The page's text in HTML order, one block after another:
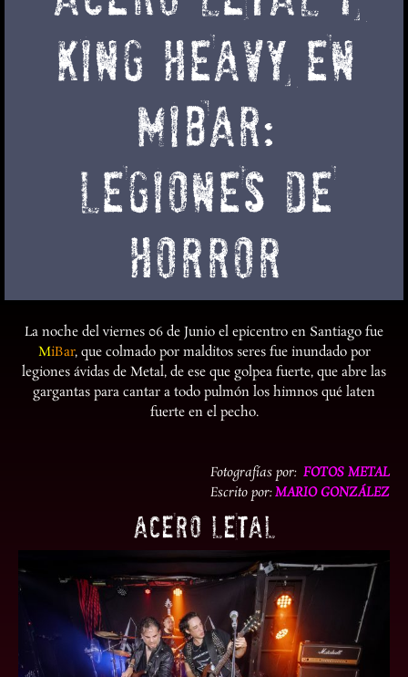
KING HEAVY EN
MIBAR:
LEGIONES DE
HORROR
La noche del viernes 06 de Junio el epicentro en Santiago fue
MiBar, que colmado por malditos seres fue inundado por
legiones ávidas de Metal, de ese que golpea fuerte, que abre las
gargantas para cantar a todo pulmón los himnos qué laten
fuerte en el pecho.
Fotografías por: FOTOS METAL
Escrito por:MARIO GONZÁLEZ
ACERO LETAL